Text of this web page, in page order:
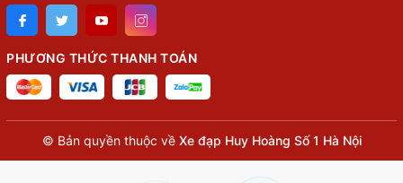
PHƯƠNG THỨC THANH TOÁN
© Bản quyền thuộc về Xe đạp Huy Hoàng Số 1 Hà Nội